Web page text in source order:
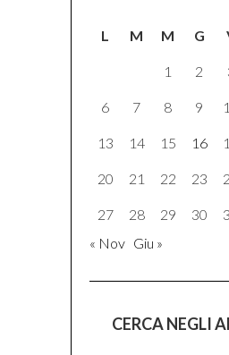
L M M G
1 2
6 7 8 9
13 14 15 16
20 21 22 23
27 28 29 30
« Nov Giu »
CERCA NEGLI